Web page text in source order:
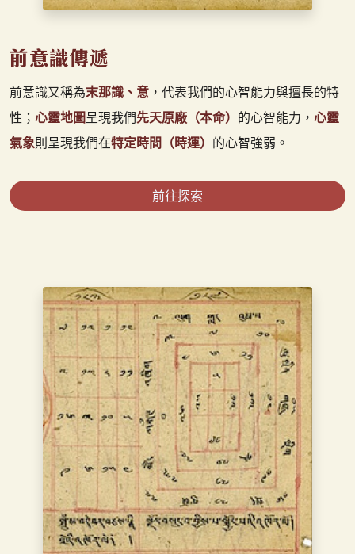
前意識又稱為末那識、意 ，代表我們的心智能力與擅長的特
性； 心靈地圖呈現我們先天原廠（本命） 的心智能力， 心靈
氣象則呈現我們在特定時間（時運） 的心智強弱。
前往探索